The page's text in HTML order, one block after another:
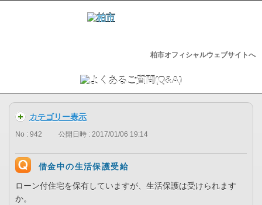
柏市オフィシャルウェブサイトへ
カテゴリー表示
No : 942 公開日時 : 2017/01/06 19:14
借金中の生活保護受給
ローン付住宅を保有していますが、生活保護は受けられます
か。